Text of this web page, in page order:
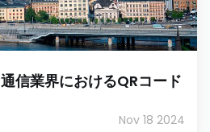
信業界におけるQRコード
Nov 18 2024